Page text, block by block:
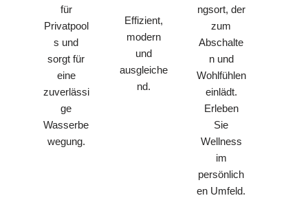
für
Privatpool
s und
sorgt für
eine
zuverlässi
ge
Wasserbe
wegung.
Effizient,
modern
und
ausgleiche
nd.
ngsort, der
zum
Abschalte
n und
Wohlfühlen
einlädt.
Erleben
Sie
Wellness
im
persönlich
en Umfeld.